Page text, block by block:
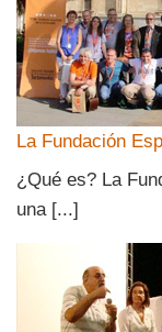
La Fundación
¿Qué es? La
una [...]